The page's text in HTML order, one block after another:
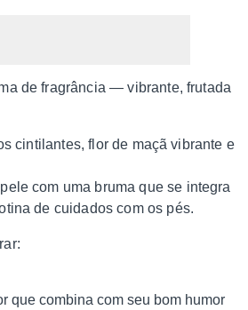
de fragrância — vibrante, frutada
cintilantes, flor de maçã vibrante e
com uma bruma que se integra
de cuidados com os pés.
que combina com seu bom humor